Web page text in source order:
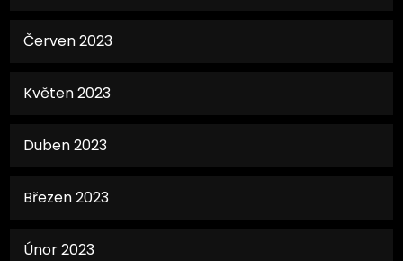
Červen 2023
Květen 2023
Duben 2023
Březen 2023
Únor 2023